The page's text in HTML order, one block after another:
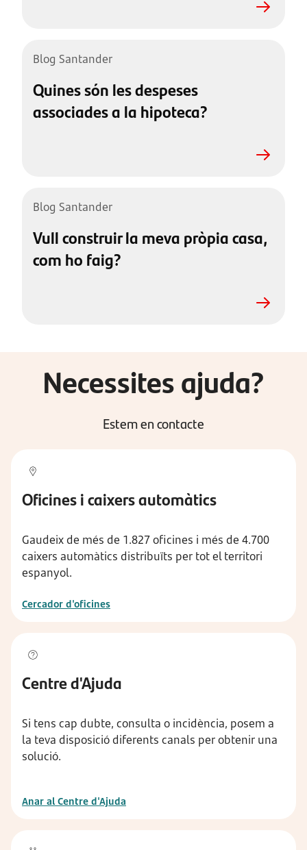
Blog Santander
Quines són les despeses
associades a la hipoteca?
Blog Santander
Vull construir la meva pròpia casa,
com ho faig?
Necessites ajuda?
Estem en contacte
Oficines i caixers automàtics
Gaudeix de més de 1.827 oficines i més de 4.700
caixers automàtics distribuïts per tot el territori
espanyol.
Cercador d'oficines
Centre d'Ajuda
Si tens cap dubte, consulta o incidència, posem a
la teva disposició diferents canals per obtenir una
solució.
Anar al Centre d'Ajuda